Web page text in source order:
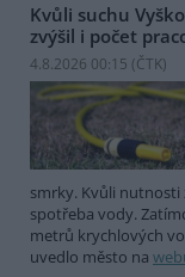
Kvůli suchu
zvýšil i počet
4.8.2026 00:15 (ČTK)
smrky. Kvůli
spotřeba vody.
metrů krychlových
uvedlo město na